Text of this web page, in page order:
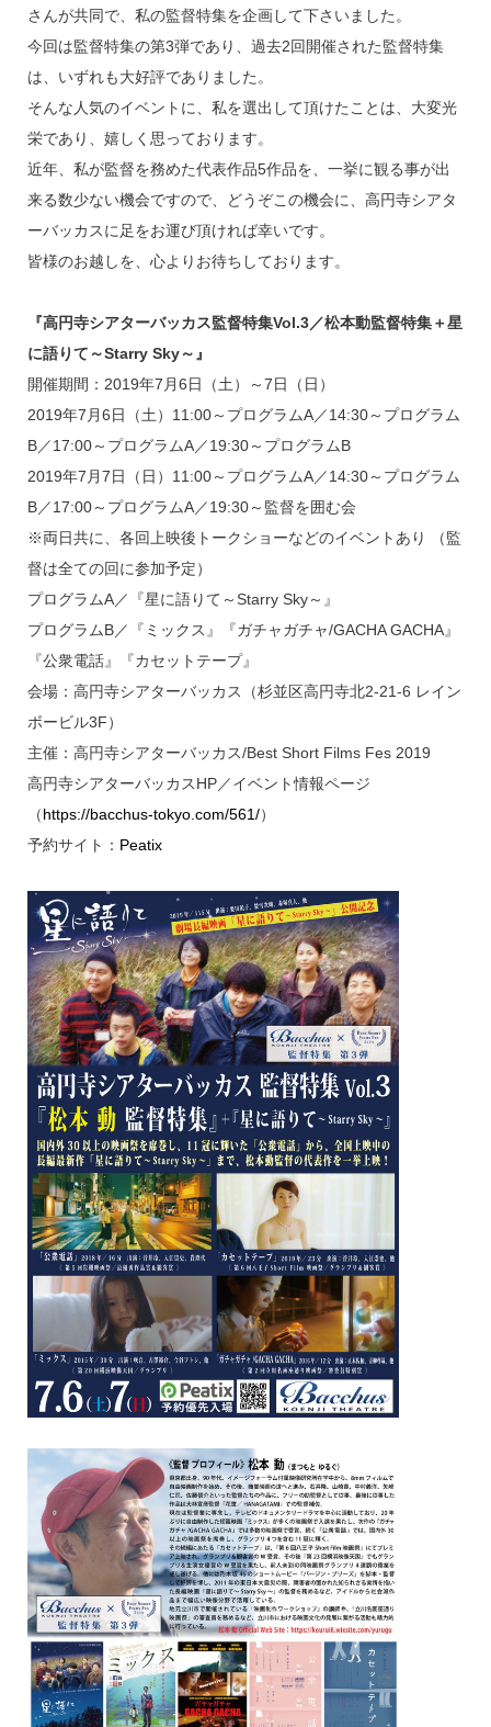
さんが共同で、私の監督特集を企画して下さいました。
今回は監督特集の第3弾であり、過去2回開催された監督特集
は、いずれも大好評でありました。
そんな人気のイベントに、私を選出して頂けたことは、大変光
栄であり、嬉しく思っております。
近年、私が監督を務めた代表作品5作品を、一挙に観る事が出
来る数少ない機会ですので、どうぞこの機会に、高円寺シアタ
ーバッカスに足をお運び頂ければ幸いです。
皆様のお越しを、心よりお待ちしております。
『高円寺シアターバッカス監督特集Vol.3／松本動監督特集＋星
に語りて～Starry Sky～』
開催期間：2019年7月6日（土）～7日（日）
2019年7月6日（土）11:00～プログラムA／14:30～プログラム
B／17:00～プログラムA／19:30～プログラムB
2019年7月7日（日）11:00～プログラムA／14:30～プログラム
B／17:00～プログラムA／19:30～監督を囲む会
※両日共に、各回上映後トークショーなどのイベントあり （監
督は全ての回に参加予定）
プログラムA／『星に語りて～Starry Sky～』
プログラムB／『ミックス』『ガチャガチャ/GACHA GACHA』
『公衆電話』『カセットテープ』
会場：高円寺シアターバッカス（杉並区高円寺北2-21-6 レイン
ボービル3F）
主催：高円寺シアターバッカス/Best Short Films Fes 2019
高円寺シアターバッカスHP／イベント情報ページ
（https://bacchus-tokyo.com/561/）
予約サイト： Peatix